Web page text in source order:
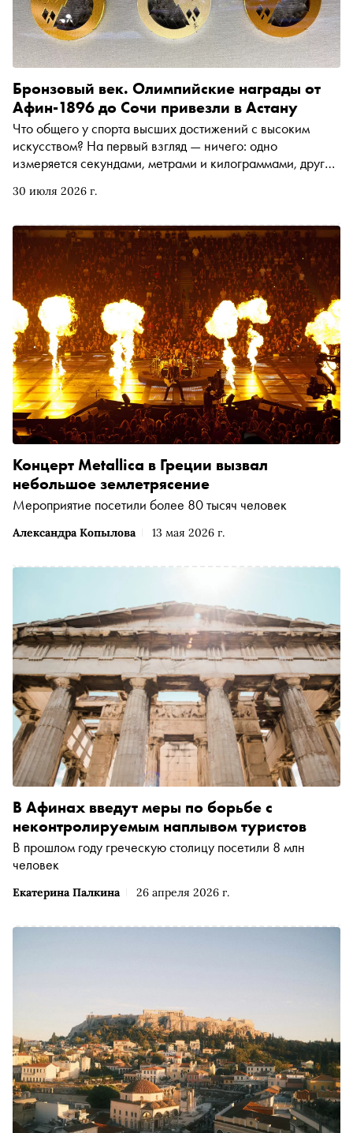
30 июля 2026 г.
Бронзовый век. Олимпийские награды от
Афин-1896 до Сочи привезли в Астану
Что общего у спорта высших достижений с высоким
искусством? На первый взгляд — ничего: одно
измеряется секундами, метрами и килограммами, другое
материален, и в этом году его можно увидеть и отчасти
музее Республики Казахстан открылась выставка «От
Афин до Астаны» из олимпийской коллекции Владимира
Потанина — аккурат к моменту, когда стартуют «Игры
будущего — 2026»
Александра Копылова 13 мая 2026 г.
Концерт Metallica в Греции вызвал
небольшое землетрясение
Мероприятие посетили более 80 тысяч человек
Екатерина Палкина 26 апреля 2026 г.
В Афинах введут меры по борьбе с
неконтролируемым наплывом туристов
В прошлом году греческую столицу посетили 8 млн
человек